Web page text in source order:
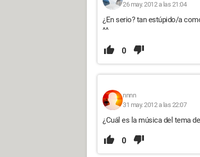
26 may. 2012 a las 21:04
¿En serio? tan estúpido/a
^^
0
nnnn
31 may. 2012 a las 22:07
¿Cuál es la música del tema
0